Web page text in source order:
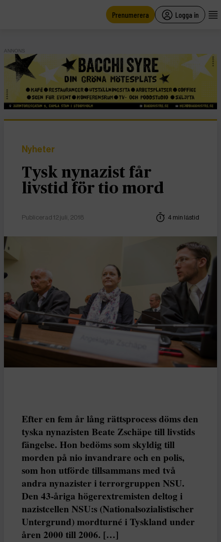
Prenumerera Logga in
ANNONS
Nyheter
Tysk nynazist får
livstid för tio mord
Publicerad 12 juli, 2018 4 min lästid
Efter en fem år lång rättsprocess döms den
tyska nynazisten Beate Zschäpe till livstids
fängelse. Hon bedöms som skyldig till
morden på nio invandrare och en polis,
som hon utförde tillsammans med två
andra nynazister i terrorgruppen NSU.
Den 43-åriga högerextremisten deltog i
nazistcellen NSU:s (Nationalsozialistischer
Untergrund) mordturné i Tyskland under
åren 2000 till 2006. […]